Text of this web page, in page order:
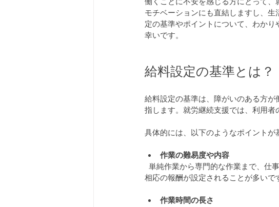
就労継続支援A型 就労継続支援B型
モチベーションにも直結しますし、
定の基準やポイントについて、わか
幸いです。
給料設定の基準とは？
給料設定の基準は、障がいのある方
指します。就労継続支援では、利用者
具体的には、以下のようなポイントが
作業の難易度や内容
相応の報酬が設定されることが多いで
作業時間の長さ